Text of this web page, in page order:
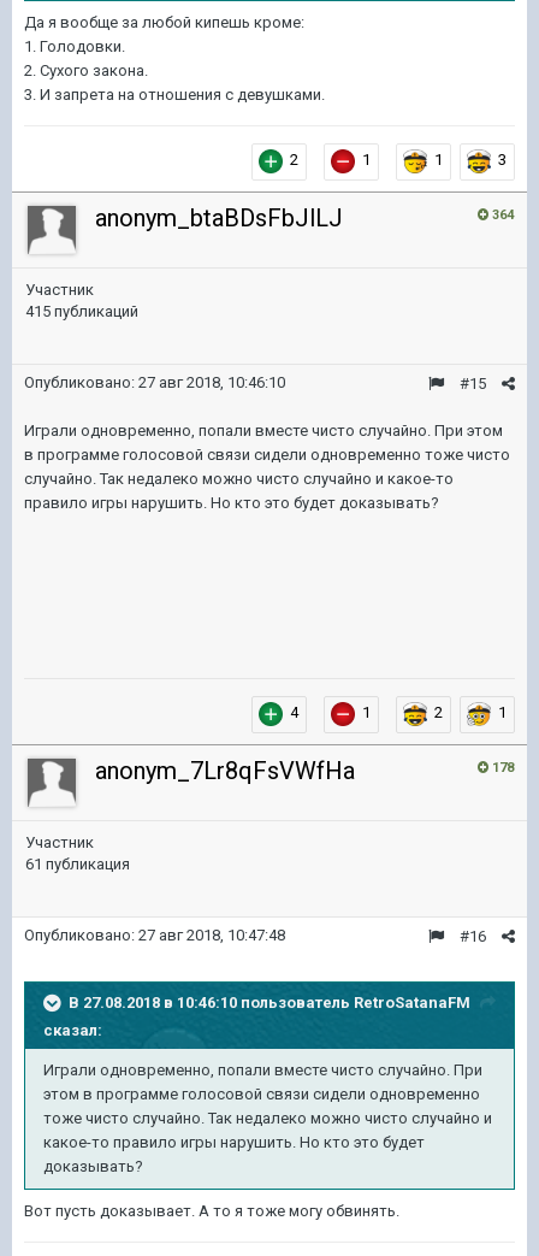
Да я вообще за любой кипешь кроме:
1. Голодовки.
2. Сухого закона.
3. И запрета на отношения с девушками.
2 1 1 3
364
anonym_btaBDsFbJlLJ
Участник
415 публикаций
#15
Опубликовано: 27 авг 2018, 10:46:10
Играли одновременно, попали вместе чисто случайно. При этом
в программе голосовой связи сидели одновременно тоже чисто
случайно. Так недалеко можно чисто случайно и какое-то
правило игры нарушить. Но кто это будет доказывать?
4 1 2 1
178
anonym_7Lr8qFsVWfHa
Участник
61 публикация
#16
Опубликовано: 27 авг 2018, 10:47:48
В 27.08.2018 в 10:46:10 пользователь RetroSatanaFM
сказал:
Играли одновременно, попали вместе чисто случайно. При
этом в программе голосовой связи сидели одновременно
тоже чисто случайно. Так недалеко можно чисто случайно и
какое-то правило игры нарушить. Но кто это будет
доказывать?
Вот пусть доказывает. А то я тоже могу обвинять.